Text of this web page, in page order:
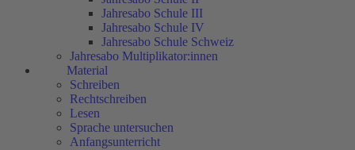
Jahresabo Schule III
Jahresabo Schule IV
Jahresabo Schule Schweiz
Jahresabo Multiplikator:innen
Material
Schreiben
Rechtschreiben
Lesen
Sprache untersuchen
Anfangsunterricht